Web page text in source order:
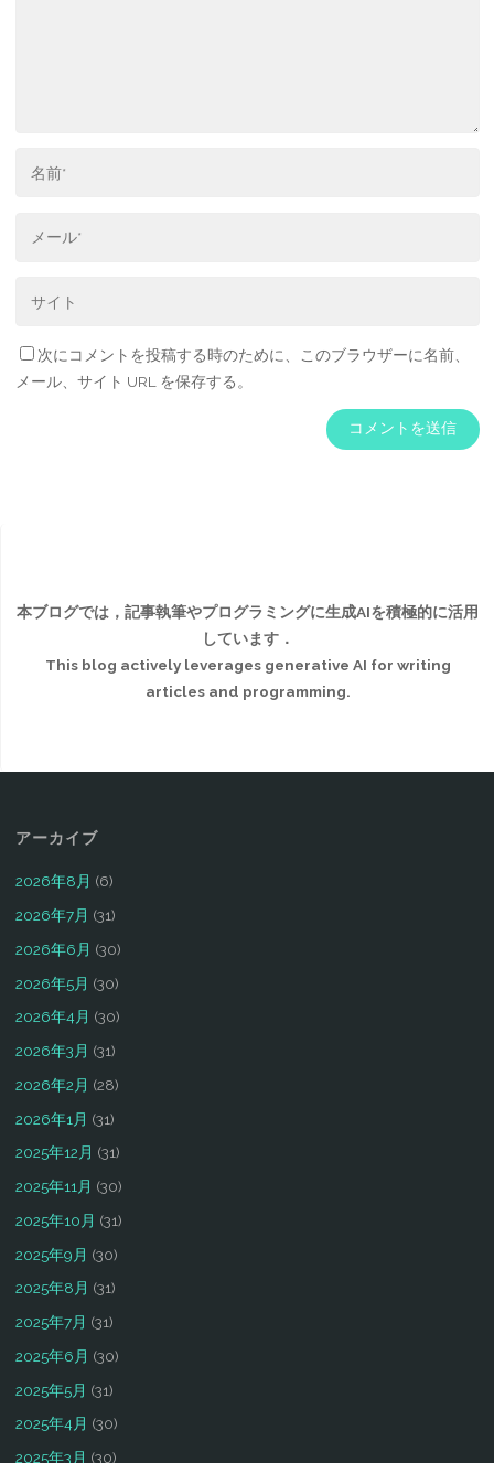
次にコメントを投稿する時のために、このブラウザーに名前、
メール、サイト URL を保存する。
本ブログでは，記事執筆やプログラミングに生成AIを積極的に活用
しています．
This blog actively leverages generative AI for writing
articles and programming.
アーカイブ
2026年8月 (6)
2026年7月 (31)
2026年6月 (30)
2026年5月 (30)
2026年4月 (30)
2026年3月 (31)
2026年2月 (28)
2026年1月 (31)
2025年12月 (31)
2025年11月 (30)
2025年10月 (31)
2025年9月 (30)
2025年8月 (31)
2025年7月 (31)
2025年6月 (30)
2025年5月 (31)
2025年4月 (30)
2025年3月 (30)